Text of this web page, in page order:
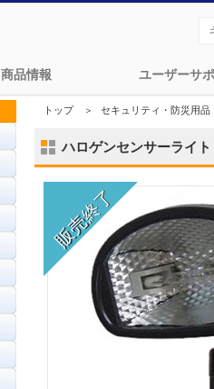
商品情報 ユーザーサ
トップ＞ セキュリティ・防災用品
ハロゲンセンサーライ